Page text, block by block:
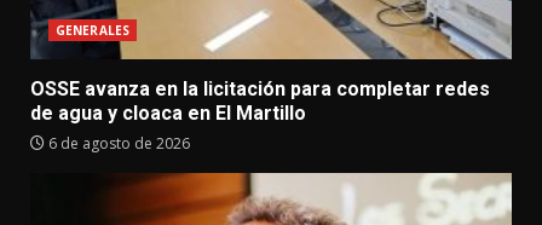
GENERALES
OSSE avanza en la licitación para completar redes
de agua y cloaca en El Martillo
6 de agosto de 2026